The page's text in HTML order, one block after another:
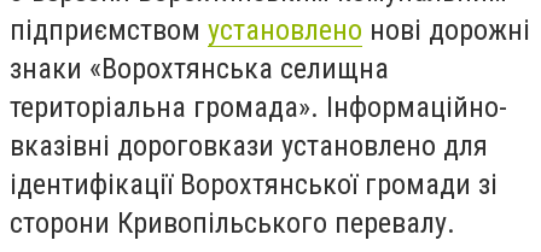
підприємством установлено нові дорожні
знаки «Ворохтянська селищна
територіальна громада». Інформаційно-
вказівні дороговкази установлено для
ідентифікації Ворохтянської громади зі
сторони Кривопільського перевалу.